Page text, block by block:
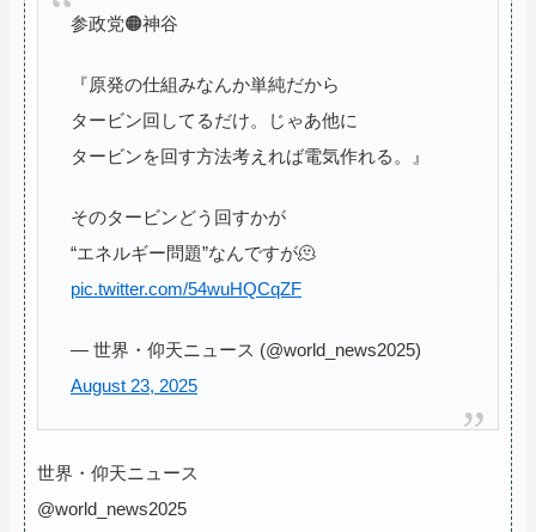
参政党🟠神谷
『原発の仕組みなんか単純だから
タービン回してるだけ。じゃあ他に
タービンを回す方法考えれば電気作れる。』
そのタービンどう回すかが
“エネルギー問題”なんですが🫠
pic.twitter.com/54wuHQCqZF
— 世界・仰天ニュース (@world_news2025)
August 23, 2025
世界・仰天ニュース
@world_news2025